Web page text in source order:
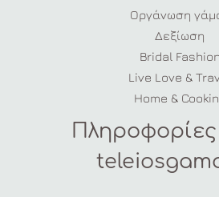
Οργάνωση
Δεξίωση
Bridal Fashion
Live Love &
Home &
Πληροφορίες